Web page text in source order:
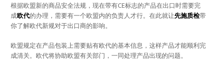
根据欧盟新的商品安全法规，现在带有CE标志的产品在出口时需要完
成欧代的办理，需要有一个欧盟内的负责人才行。在此就让先施质检带
你了解欧代新规对于出口商的影响。
欧盟规定在产品包装上需要贴有欧代的基本信息，这样产品才能顺利完
成清关。欧代将协助欧盟有关部门，一同处理产品出现的问题。